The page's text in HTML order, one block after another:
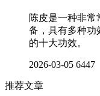
陈皮是一种非常
备，具有多种功
的十大功效。
2026-03-05 6447
推荐文章